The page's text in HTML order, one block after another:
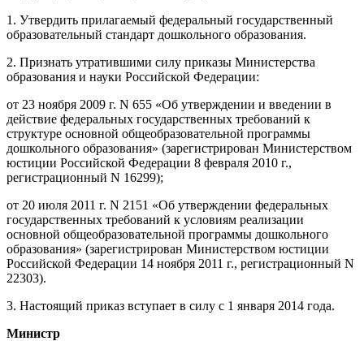
1. Утвердить прилагаемый федеральный государственный
образовательный стандарт дошкольного образования.
2. Признать утратившими силу приказы Министерства
образования и науки Российской Федерации:
от 23 ноября 2009 г. N 655 «Об утверждении и введении в
действие федеральных государственных требований к
структуре основной общеобразовательной программы
дошкольного образования» (зарегистрирован Министерством
юстиции Российской Федерации 8 февраля 2010 г.,
регистрационный N 16299);
от 20 июля 2011 г. N 2151 «Об утверждении федеральных
государственных требований к условиям реализации
основной общеобразовательной программы дошкольного
образования» (зарегистрирован Министерством юстиции
Российской Федерации 14 ноября 2011 г., регистрационный N
22303).
3. Настоящий приказ вступает в силу с 1 января 2014 года.
Министр